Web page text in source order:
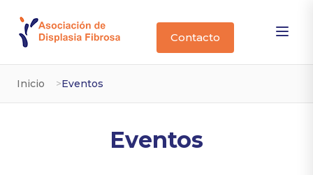
Contacto
Inicio Eventos
Eventos